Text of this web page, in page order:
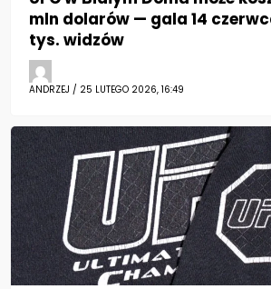
mln dolarów — gala 14
tys. widzów
ANDRZEJ / 25 LUTEGO 2026, 16:49